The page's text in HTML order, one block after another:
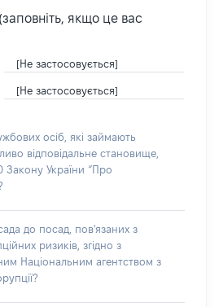
якщо це вас
[Не застосовується]
[Не застосовується]
осіб, які займають
відповідальне становище,
Закону України “Про
до посад, пов'язаних з
ризиків, згідно з
Національним агентством з